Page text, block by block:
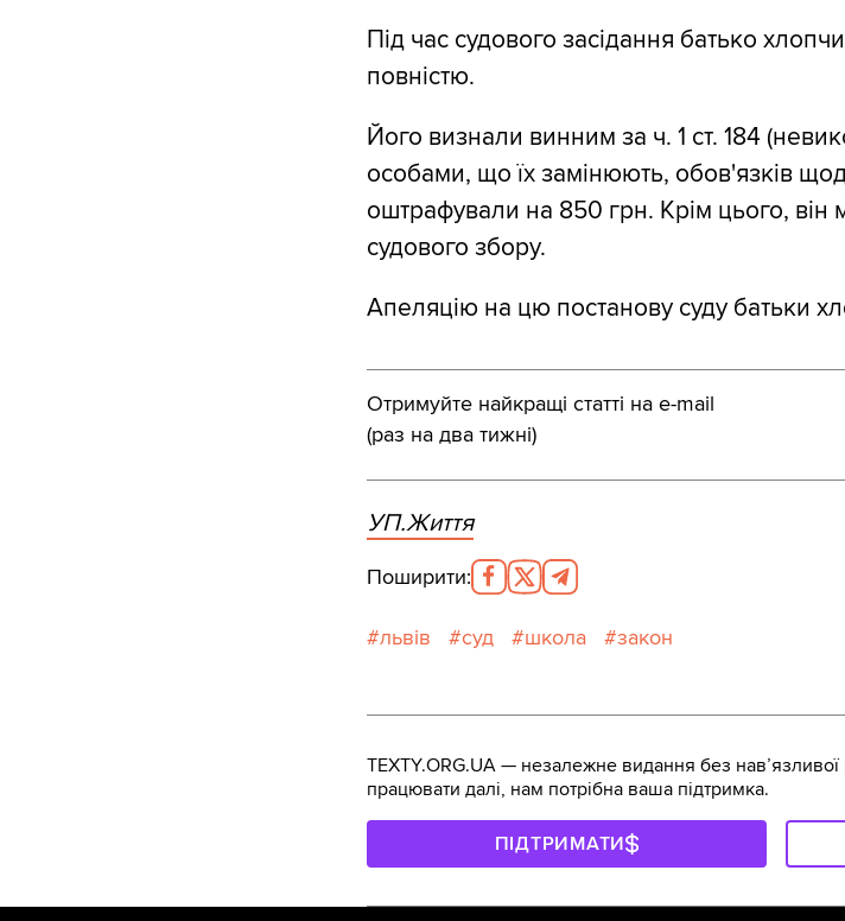
Під час судового засідання батько
повністю.
Його визнали винним за ч. 1 ст. 184
особами, що їх замінюють, обов'язків
оштрафували на 850 грн. Крім цього, він
судового збору.
Апеляцію на цю постанову суду батьки
Отримуйте найкращі статті на e-mail
(раз на два тижні)
УП.Життя
Поширити:
львів суд школа закон
TEXTY.ORG.UA — незалежне видання без
працювати далі, нам потрібна ваша підтримка.
ПІДТРИМАТИ